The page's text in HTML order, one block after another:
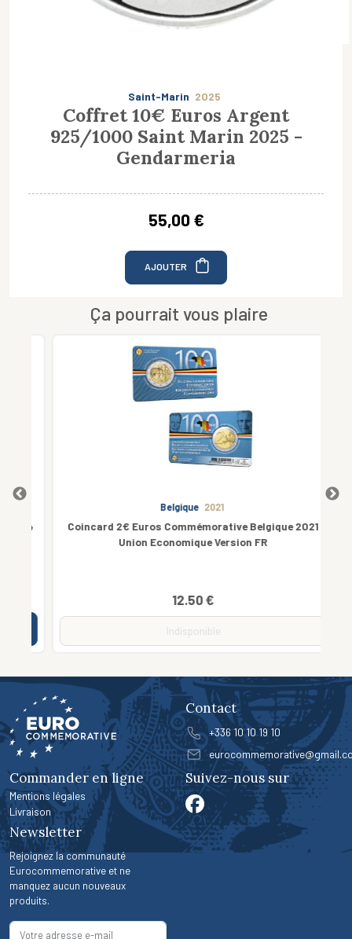
Saint-Marin 2025
Coffret 10€ Euros Argent
925/1000 Saint Marin 2025 -
Gendarmeria
55,00 €
AJOUTER
Ça pourrait vous plaire
Belgique 2021
Coincard 2€ Euros Commémorative Belgique 2021
Union Economique Version FR
12.50 €
Indisponible
Contact
+336 10 10 19 10
Commander en ligne
Mentions légales
Livraison
Suivez-nous sur
Newsletter
Rejoignez la communauté
Eurocommemorative et ne
manquez aucun nouveaux
produits.